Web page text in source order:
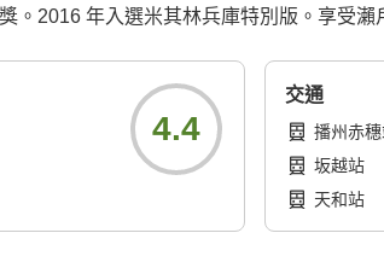
。2016 年入選米其林兵庫特別版。享受瀨
4.4
交通
播州赤
坂越站
天和站